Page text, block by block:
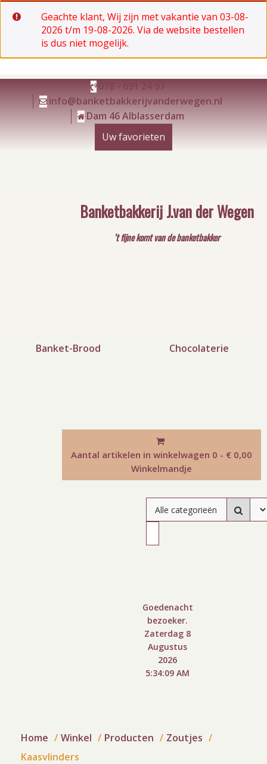
Geachte klant, Wij zijn met vakantie van 03-08-
2026 t/m 19-08-2026. Via de website bestellen
is dus niet mogelijk.
Ga
078 - 691 24 97
info@banketbakkerijvanderwegen.nl
Dam 46 Alblasserdam
Uw favorieten
Banketbakkerij J.van der Wegen
’t fijne komt van de banketbakker
Banket-Brood Chocolaterie
Aantal artikelen in winkelwagen 0 - € 0,00
Winkelmandje
Goedenacht
bezoeker.
Zaterdag 8
Augustus
2026
5:34:10 AM
Home Winkel Producten
Zoutjes
Kaasvlinders